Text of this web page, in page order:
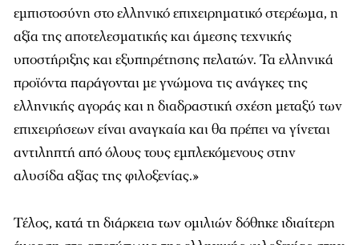
εμπιστοσύνη στο ελληνικό επιχειρηματικό στερέωμα, η
αξία της αποτελεσματικής και άμεσης τεχνικής
υποστήριξης και εξυπηρέτησης πελατών. Τα ελληνικά
προϊόντα παράγονται με γνώμονα τις ανάγκες της
ελληνικής αγοράς και η διαδραστική σχέση μεταξύ των
επιχειρήσεων είναι αναγκαία και θα πρέπει να γίνεται
αντιληπτή από όλους τους εμπλεκόμενους στην
αλυσίδα αξίας της φιλοξενίας.»
Τέλος, κατά τη διάρκεια των ομιλιών δόθηκε ιδιαίτερη